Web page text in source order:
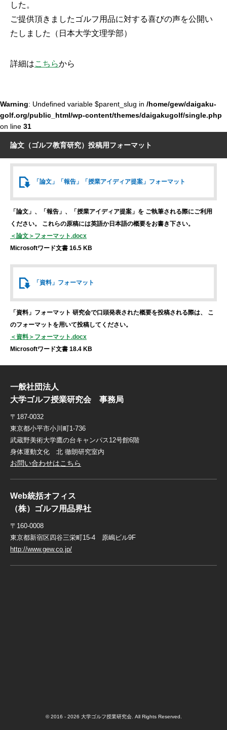
した。
ご提供頂きましたゴルフ用品に対する喜びの声を公開い
たしました（日本大学文理学部）
詳細はこちらから
Warning: Undefined variable $parent_slug in /home/gew/daigaku-
golf.org/public_html/wp-content/themes/daigakugolf/single.php
on line 31
論文（ゴルフ教育研究）投稿用フォーマット
「論文」「報告」 「授業アイディア提案」 フォーマット
「論文」、「報告」、「授業アイディア提案」を ご執筆される際にご利用
ください。
これらの原稿には英語か日本語の概要をお書き下さい。
＜論文＞フォーマット.docx
Microsoftワード文書 16.5 KB
「資料」 フォーマット
「資料」フォーマット 研究会で口頭発表された概要を投稿される際は、
こ
のフォーマットを用いて投稿してください。
＜資料＞フォーマット.docx
Microsoftワード文書 18.4 KB
一般社団法人
大学ゴルフ授業研究会 事務局
〒187-0032
東京都小平市小川町1-736
武蔵野美術大学鷹の台キャンパス12号館6階
身体運動文化 北 徹朗研究室内
お問い合わせはこちら
Web統括オフィス
（株）ゴルフ用品界社
〒160-0008
東京都新宿区四谷三栄町15-4 原嶋ビル9F
http://www.gew.co.jp/
© 2016 - 2026 大学ゴルフ授業研究会. All Rights Reserved.